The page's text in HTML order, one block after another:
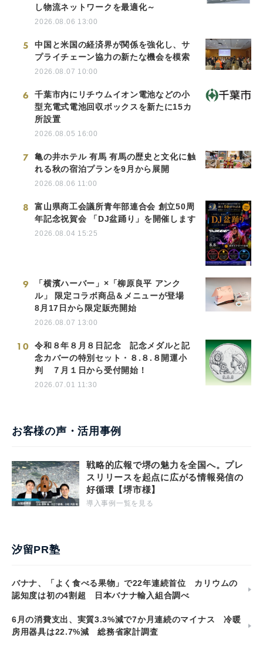
し物流ネットワークを最適化～
2026.08.06 13:00
5
中国と米国の経済界が関係を強化し、サ
プライチェーン協力の新たな機会を模索
2026.08.07 10:00
6
千葉市内にリチウムイオン電池などの小
型充電式電池回収ボックスを新たに15カ
所設置
2026.08.05 16:00
7
亀の井ホテル 有馬 有馬の歴史と文化に触
れる秋の宿泊プランを9月から展開
2026.08.06 11:00
8
富山県商工会議所青年部連合会 創立50周
年記念祝賀会 「DJ盆踊り」を開催します
2026.08.04 15:25
9
「横濱ハーバー」×「柳原良平 アンク
ル」 限定コラボ商品＆メニューが登場
8月17日から限定販売開始
2026.08.07 13:00
10
令和８年８月８日記念 記念メダルと記
念カバーの特別セット・８.８.８開運小
判 ７月１日から受付開始！
2026.07.01 11:30
お客様の声・活用事例
戦略的広報で堺の魅力を全国へ。プレ
スリリースを起点に広がる情報発信の
好循環【堺市様】
導入事例一覧を見る
汐留PR塾
バナナ、「よく食べる果物」で22年連続首位 カリウムの
認知度は初の4割超 日本バナナ輸入組合調べ
6月の消費支出、実質3.3%減で7か月連続のマイナス 冷暖
房用器具は22.7%減 総務省家計調査